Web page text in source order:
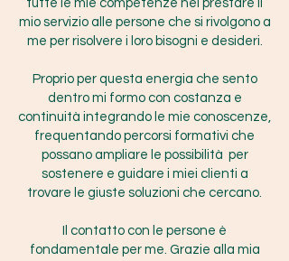
tutte le mie competenze nel prestare il
mio servizio alle persone che si rivolgono a
me per risolvere i loro bisogni e desideri.
Proprio per questa energia che sento
dentro mi formo con costanza e
continuità integrando le mie conoscenze,
frequentando percorsi formativi che
possano ampliare le possibilità per
sostenere e guidare i miei clienti a
trovare le giuste soluzioni che cercano.
Il contatto con le persone è
fondamentale per me. Grazie alla mia